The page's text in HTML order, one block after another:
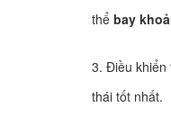
thể bay
3. Điều khiển
thái tốt nhất.